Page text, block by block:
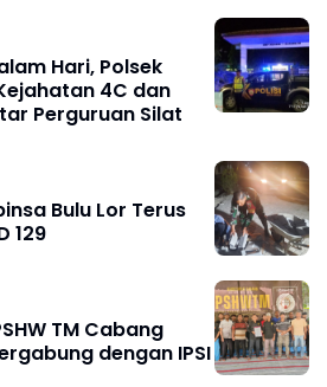
Hari, Polsek
4C dan
Perguruan Silat
Bulu Lor Terus
129
TM Cabang
dengan IPSI